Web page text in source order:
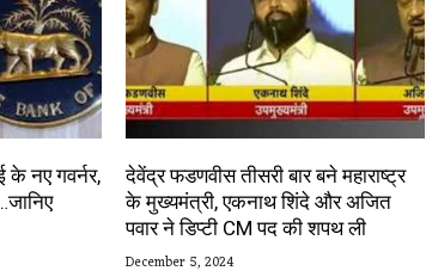
के नए गवर्नर,
देवेंद्र फडणवीस तीसरी बार बने महाराष्ट्र
के मुख्यमंत्री, एकनाथ शिंदे और अजित
पवार ने डिप्टी CM पद की शपथ ली
December 5, 2024